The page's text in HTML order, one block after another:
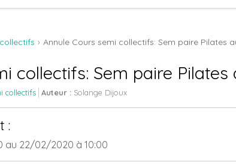
Annule Cours semi collectifs: Sem paire Pilates
collectifs: Sem paire Pilates
collectifs Auteur : Solange Dijoux
:
au 22/02/2020 à 10:00